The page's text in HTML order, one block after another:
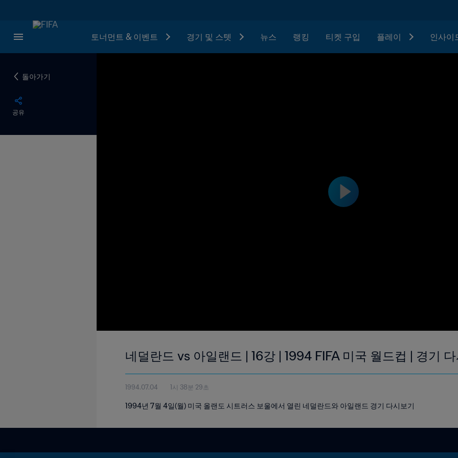
토너먼트 & 이벤트 경기 및 스텟 뉴스 랭킹 티켓 구입 플레이 인사이
돌아가기
공유
네덜란드 vs 아일랜드 | 16강 | 1994 FIFA 미국 월드컵 | 경기
1994.07.04 1시 38분 29초
1994년 7월 4일(월) 미국 올랜도 시트러스 보울에서 열린 네덜란드와 아일랜드 경기 다시보기